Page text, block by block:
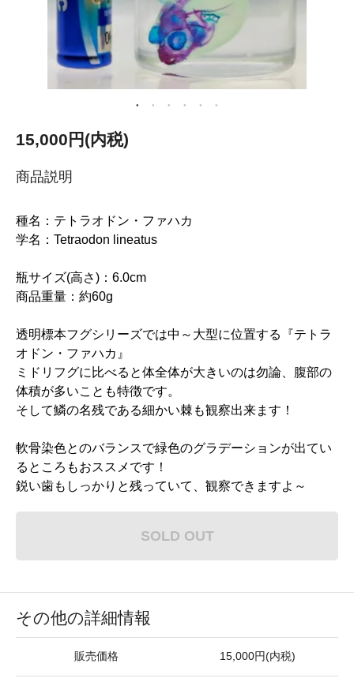
15,000円(内税)
商品説明
種名：テトラオドン・ファハカ
学名：Tetraodon lineatus
瓶サイズ(高さ)：6.0cm
商品重量：約60g
透明標本フグシリーズでは中～大型に位置する『テトラ
オドン・ファハカ』
ミドリフグに比べると体全体が大きいのは勿論、腹部の
体積が多いことも特徴です。
そして鱗の名残である細かい棘も観察出来ます！
軟骨染色とのバランスで緑色のグラデーションが出てい
るところもおススメです！
鋭い歯もしっかりと残っていて、観察できますよ～
SOLD OUT
その他の詳細情報
販売価格 15,000円(内税)